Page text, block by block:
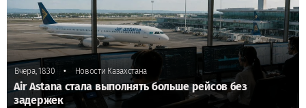
Вчера, 18:30 • Новости Казахстана
Air Astana стала выполнять больше рейсов без
задержек